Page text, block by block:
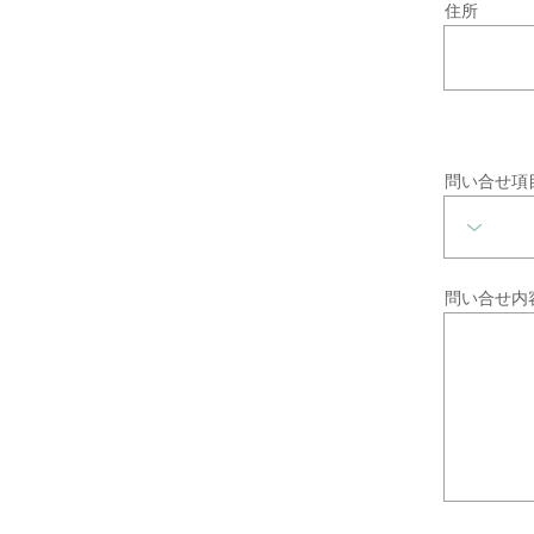
住所
問い合せ項
問い合せ内